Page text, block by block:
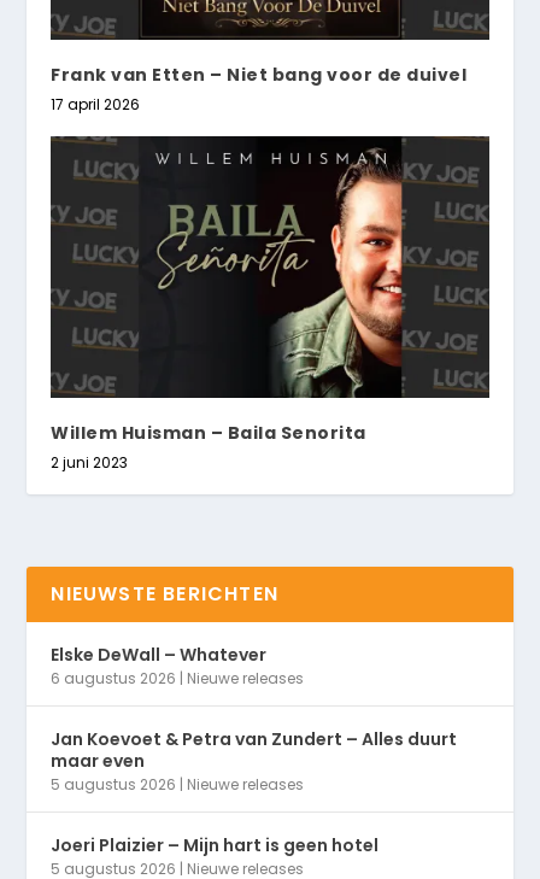
Frank van Etten – Niet bang voor de duivel
17 april 2026
Willem Huisman – Baila Senorita
2 juni 2023
NIEUWSTE BERICHTEN
Elske DeWall – Whatever
6 augustus 2026 | Nieuwe releases
Jan Koevoet & Petra van Zundert – Alles duurt
maar even
5 augustus 2026 | Nieuwe releases
Joeri Plaizier – Mijn hart is geen hotel
5 augustus 2026 | Nieuwe releases